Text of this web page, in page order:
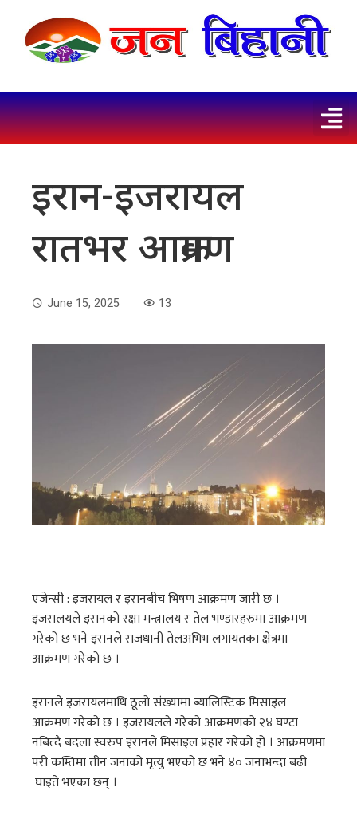
इरान-इजरायल
रातभर आक्रमण
June 15, 2025 13
एजेन्सी : इजरायल र इरानबीच भिषण आक्रमण जारी छ ।
इजरालयले इरानको रक्षा मन्त्रालय र तेल भण्डारहरुमा आक्रमण
गरेको छ भने इरानले राजधानी तेलअभिभ लगायतका क्षेत्रमा
आक्रमण गरेको छ ।
इरानले इजरायलमाथि ठूलो संख्यामा ब्यालिस्टिक मिसाइल
आक्रमण गरेको छ । इजरायलले गरेको आक्रमणको २४ घण्टा
नबित्दै बदला स्वरुप इरानले मिसाइल प्रहार गरेको हो । आक्रमणमा
परी कम्तिमा तीन जनाको मृत्यु भएको छ भने ४० जनाभन्दा बढी
घाइते भएका छन् ।